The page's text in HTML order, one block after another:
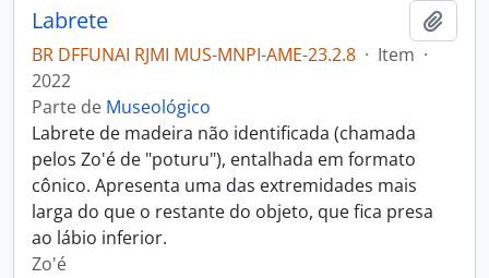
Labrete
BR DFFUNAI RJMI MUS-MNPI-AME-23.2.8 · Item ·
2022
Parte de Museológico
Labrete de madeira não identificada (chamada
pelos Zo'é de "poturu"), entalhada em formato
cônico. Apresenta uma das extremidades mais
larga do que o restante do objeto, que fica presa
ao lábio inferior.
Zo'é